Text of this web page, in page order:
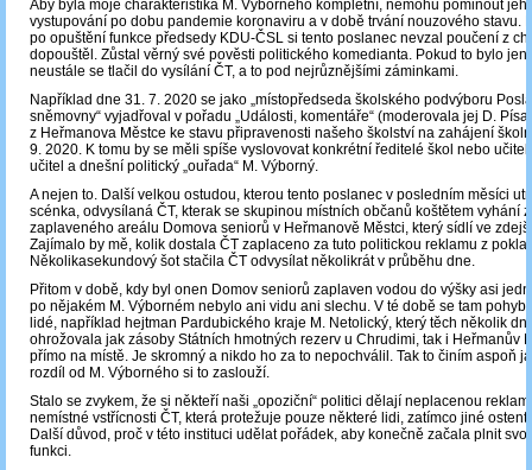
Aby byla moje charakteristika M. Výborného kompletní, nemohu pominout
vystupování po dobu pandemie koronaviru a v době trvání nouzového stavu.
po opuštění funkce předsedy KDU-ČSL si tento poslanec nevzal poučení z
dopouštěl. Zůstal věrný své pověsti politického komedianta. Pokud to bylo jen
neustále se tlačil do vysílání ČT, a to pod nejrůznějšími záminkami.
Například dne 31. 7. 2020 se jako „místopředseda školského podvýboru
sněmovny“ vyjadřoval v pořadu „Události, komentáře“ (moderovala jej D.
z Heřmanova Městce ke stavu připravenosti našeho školství na zahájení
9. 2020. K tomu by se měli spíše vyslovovat konkrétní ředitelé škol nebo
učitel a dnešní politický „ouřada“ M. Výborný.
A nejen to. Další velkou ostudou, kterou tento poslanec v posledním měsíci
scénka, odvysílaná ČT, kterak se skupinou místních občanů koštětem vyhání
zaplaveného areálu Domova seniorů v Heřmanově Městci, který sídlí ve
Zajímalo by mě, kolik dostala ČT zaplaceno za tuto politickou reklamu z
Několikasekundový šot stačila ČT odvysílat několikrát v průběhu dne.
Přitom v době, kdy byl onen Domov seniorů zaplaven vodou do výšky asi
po nějakém M. Výborném nebylo ani vidu ani slechu. V té době se tam
lidé, například hejtman Pardubického kraje M. Netolický, který těch několik
ohrožovala jak zásoby Státních hmotných rezerv u Chrudimi, tak i Heřmanův
přímo na místě. Je skromný a nikdo ho za to nepochválil. Tak to činím aspoň
rozdíl od M. Výborného si to zaslouží.
Stalo se zvykem, že si někteří naši „opoziční“ politici dělají neplacenou
nemístné vstřícnosti ČT, která protežuje pouze některé lidi, zatímco jiné
Další důvod, proč v této instituci udělat pořádek, aby konečně začala plnit
funkci.